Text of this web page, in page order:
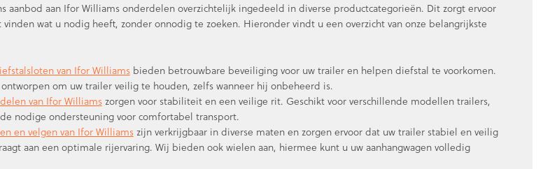
aanbod aan Ifor Williams onderdelen overzichtelijk ingedeeld in diverse productcategorieën. Dit zorgt ervoor
wat u nodig heeft, zonder onnodig te zoeken. Hieronder vindt u een overzicht van onze belangrijkste
van Ifor Williamsbieden betrouwbare beveiliging voor uw trailer en helpen diefstal te voorkomen.
om uw trailer veilig te houden, zelfs wanneer hij onbeheerd is.
van Ifor Williamszorgen voor stabiliteit en een veilige rit. Geschikt voor verschillende modellen trailers,
nodige ondersteuning voor comfortabel transport.
en velgen van Ifor Williamszijn verkrijgbaar in diverse maten en zorgen ervoor dat uw trailer stabiel en veilig
aan een optimale rijervaring. Wij bieden ook wielen aan, hiermee kunt u uw aanhangwagen volledig